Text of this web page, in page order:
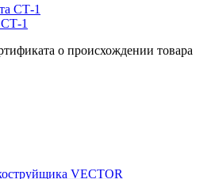
1
о происхождении товара